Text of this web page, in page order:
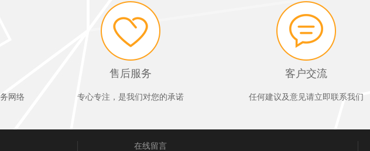
网络
售后服务
专心专注，是我们对您的承诺
客户交流
任何建议及意见请立即联系我们
在线留言